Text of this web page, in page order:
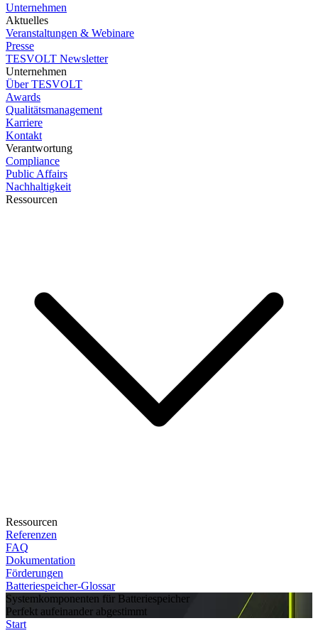
Unternehmen
Aktuelles
Veranstaltungen & Webinare
Presse
TESVOLT Newsletter
Unternehmen
Über TESVOLT
Awards
Qualitätsmanagement
Karriere
Kontakt
Verantwortung
Compliance
Public Affairs
Nachhaltigkeit
Ressourcen
Ressourcen
Referenzen
FAQ
Dokumentation
Förderungen
Batteriespeicher-Glossar
Systemkomponenten für Batteriespeicher
Perfekt aufeinander abgestimmt
Start